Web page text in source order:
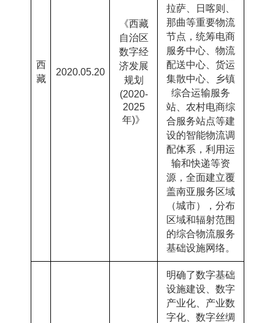
西
藏
2020.05.20
《西藏
自治区
数字经
济发展
规划
(2020-
2025
年)》
拉萨、日喀则、
那曲等重要物流
节点，统筹电商
服务中心、物流
配送中心、货运
集散中心、乡镇
综合运输服务
站、农村电商综
合服务站点等建
设的智能物流调
配体系，利用运
输和快递等资
源，全面建立覆
盖南亚服务区域
（城市），分布
区域和辐射范围
的综合物流服务
基础设施网络。
明确了数字基础
设施建设、数字
产业化、产业数
字化、数字丝绸